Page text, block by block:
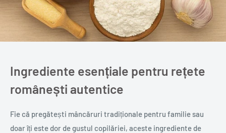
Ingrediente esențiale pentru rețete
românești autentice
Fie că pregătești mâncăruri tradiționale pentru familie sau
doar îți este dor de gustul copilăriei, aceste ingrediente de